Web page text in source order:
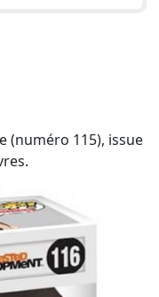
(numéro 115), issue